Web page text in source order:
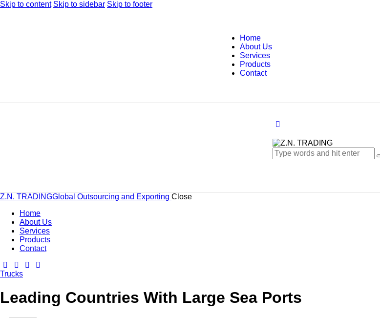
Skip to content Skip to sidebar Skip to footer
Home
About Us
Services
Products
Contact
Z.N. TRADINGGlobal Outsourcing and Exporting Close
Home
About Us
Services
Products
Contact
Trucks
Leading Countries With Large Sea Ports